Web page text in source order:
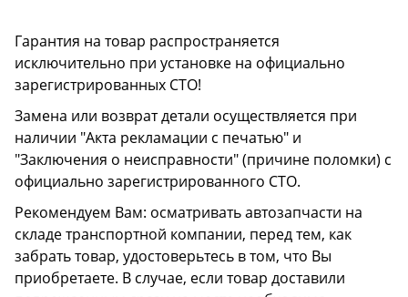
Гарантия на товар распространяется
исключительно при установке на официально
зарегистрированных СТО!
Замена или возврат детали осуществляется при
наличии "Акта рекламации с печатью" и
"Заключения о неисправности" (причине поломки) с
официально зарегистрированного СТО.
Рекомендуем Вам: осматривать автозапчасти на
складе транспортной компании, перед тем, как
забрать товар, удостоверьтесь в том, что Вы
приобретаете. В случае, если товар доставили